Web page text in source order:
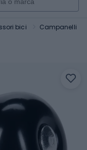
bici Campanelli